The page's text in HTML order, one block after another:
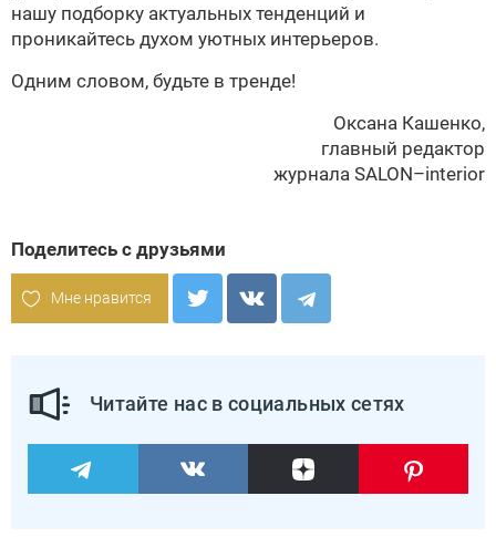
нашу подборку актуальных тенденций и
проникайтесь духом уютных интерьеров.
Одним словом, будьте в тренде!
Оксана Кашенко,
главный редактор
журнала SALON–interior
Поделитесь с друзьями
Мне нравится
Читайте нас в социальных сетях